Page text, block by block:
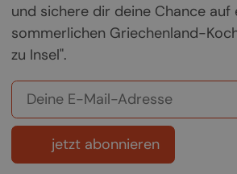
und sichere dir deine Chance auf
sommerlichen Griechenland-
zu Insel".
jetzt abonnieren